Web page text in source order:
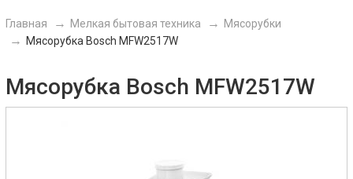
Главная Мелкая бытовая техника
Мясорубки
Мясорубка Bosch MFW2517W
Мясорубка Bosch MFW2517W